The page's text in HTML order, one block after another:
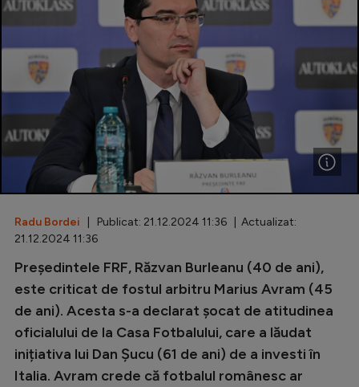
Cupa României
Echipa Națională
Fotbal feminin
Special
Diverse
Inedit
Clasamente
Champions League
Europa League
Conference League
Radu Bordei | Publicat: 21.12.2024 11:36 | Actualizat:
21.12.2024 11:36
Președintele FRF, Răzvan Burleanu (40 de ani),
este criticat de fostul arbitru Marius Avram (45
de ani). Acesta s-a declarat șocat de atitudinea
oficialului de la Casa Fotbalului, care a lăudat
inițiativa lui Dan Șucu (61 de ani) de a investi în
Italia. Avram crede că fotbalul românesc ar